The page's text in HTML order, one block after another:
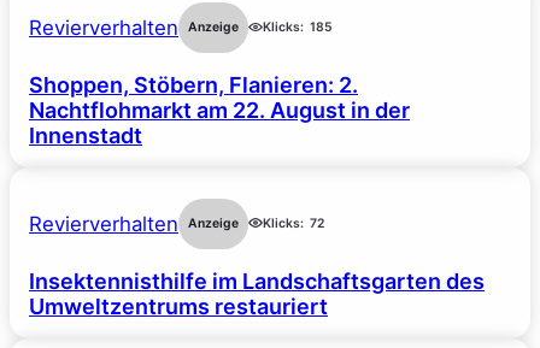
Revierverhalten Anzeige Klicks: 185
Shoppen, Stöbern, Flanieren: 2.
Nachtflohmarkt am 22. August in der
Innenstadt
Revierverhalten Anzeige Klicks: 72
Insektennisthilfe im Landschaftsgarten des
Umweltzentrums restauriert